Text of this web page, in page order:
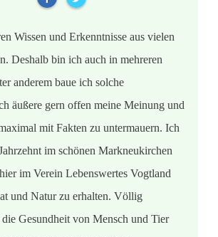
Wissen und Erkenntnisse aus vielen
Deshalb bin ich auch in mehreren
anderem baue ich solche
äußere gern offen meine Meinung und
mit Fakten zu untermauern. Ich
im schönen Markneukirchen
im Verein Lebenswertes Vogtland
und Natur zu erhalten. Völlig
Gesundheit von Mensch und Tier